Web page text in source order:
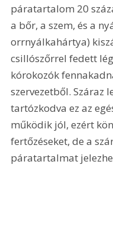
páratartalom 20
a bőr, a szem, és a
orrnyálkahártya)
csillószőrrel fedett
kórokozók
szervezetből. Száraz
tartózkodva ez az
működik jól, ezért
fertőzéseket, de a
páratartalmat